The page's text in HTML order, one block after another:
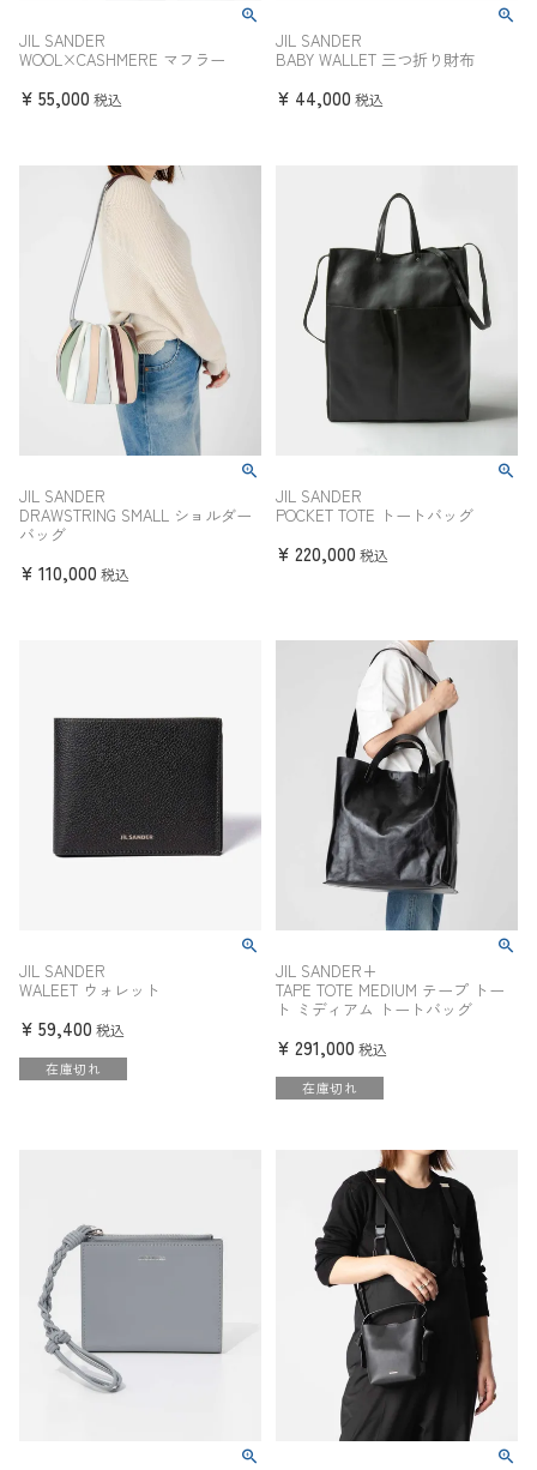
JIL SANDER
WOOL×CASHMERE マフラー
¥ 55,000 税込
JIL SANDER
BABY WALLET 三つ折り財布
¥ 44,000 税込
JIL SANDER
DRAWSTRING SMALL ショルダー
バッグ
¥ 110,000 税込
JIL SANDER
POCKET TOTE トートバッグ
¥ 220,000 税込
JIL SANDER
WALEET ウォレット
¥ 59,400 税込
在庫切れ
JIL SANDER+
TAPE TOTE MEDIUM テープ トー
ト ミディアム トートバッグ
¥ 291,000 税込
在庫切れ